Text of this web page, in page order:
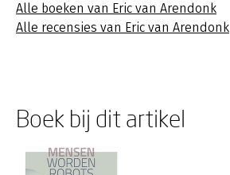
Alle boeken van Eric van Arendonk
Alle recensies van Eric van Arendonk
Boek bij dit artikel